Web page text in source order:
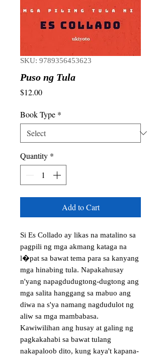
SKU: 9789356453623
Puso ng Tula
$12.00Price
Book Type *
Quantity *
Add to Cart
Si Es Collado ay likas na matalino sa
pagpili ng mga akmang kataga na
l�pat sa bawat tema para sa kanyang
mga hinabing tula. Napakahusay
n'yang napagdudugtong-dugtong ang
mga salita hanggang sa mabuo ang
diwa na s'ya namang nagdudulot ng
aliw sa mga mambabasa.
Kawiwilihan ang husay at galing ng
pagkakahabi sa bawat tulang
nakapaloob dito, kung kaya't kapana-